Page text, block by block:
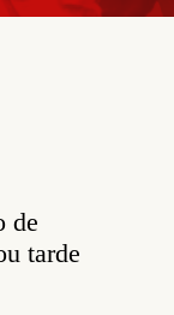
de
tarde